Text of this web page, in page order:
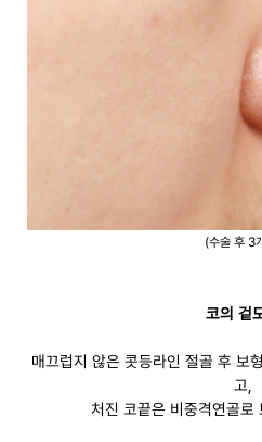
(수술 후 3
코의 겉
매끄럽지 않은 콧등라인 절골 후 보
고,
처진 코끝은 비중격연골로